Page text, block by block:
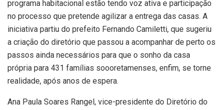
programa habitacional estão tendo voz ativa e participação
no processo que pretende agilizar a entrega das casas. A
iniciativa partiu do prefeito Fernando Camiletti, que sugeriu
a criação do diretório que passou a acompanhar de perto os
passos ainda necessários para que o sonho da casa
própria para 431 famílias soooretamenses, enfim, se torne
realidade, após anos de espera.
Ana Paula Soares Rangel, vice-presidente do Diretório do